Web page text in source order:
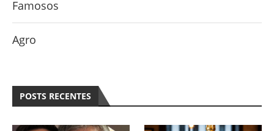
Famosos
Agro
POSTS RECENTES